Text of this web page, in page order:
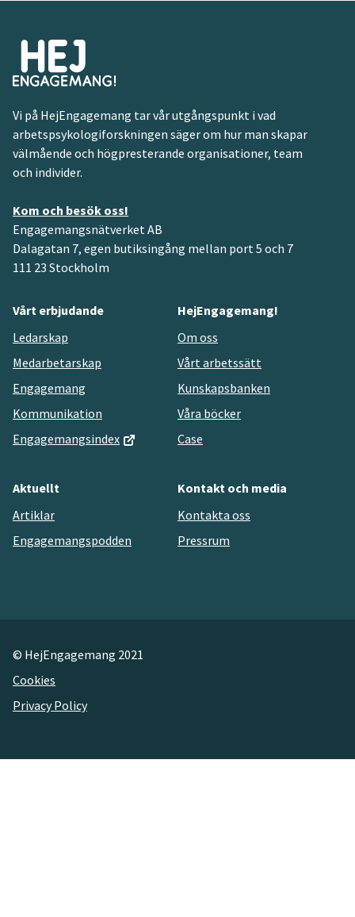
Vi på HejEngagemang tar vår utgångspunkt i vad
arbetspsykologiforskningen säger om hur man skapar
välmående och högpresterande organisationer, team
och individer.
Kom och besök oss!
Engagemangsnätverket AB
Dalagatan 7, egen butiksingång mellan port 5 och 7
111 23 Stockholm
Vårt erbjudande
Ledarskap
Medarbetarskap
Engagemang
Kommunikation
Engagemangsindex
HejEngagemang!
Om oss
Vårt arbetssätt
Kunskapsbanken
Våra böcker
Case
Aktuellt
Artiklar
Engagemangspodden
Kontakt och media
Kontakta oss
Pressrum
© HejEngagemang 2021
Cookies
Privacy Policy